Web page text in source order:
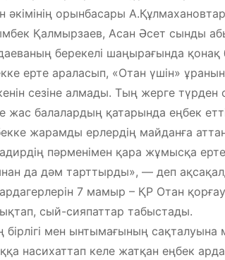
әкімінің орынбасары
Қалмырзаев, Асан Әсет сынды
берекелі шаңырағында қонақ
ерте араласып, «Отан үшін»
сезіне алмады. Тың жерге
жас балалардың қатарында еңбек
жарамды ерлердің майданға
пәрменімен қара жұмысқа
да дәм тарттырды», — деп
7 мамыр – ҚР Отан
сый-сияпаттар табыстады.
бірлігі мен ынтымағының
насихаттап келе жатқан еңбек